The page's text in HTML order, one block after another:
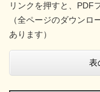
リンクを押すと、PDF
（全ページのダウン
あります）
表